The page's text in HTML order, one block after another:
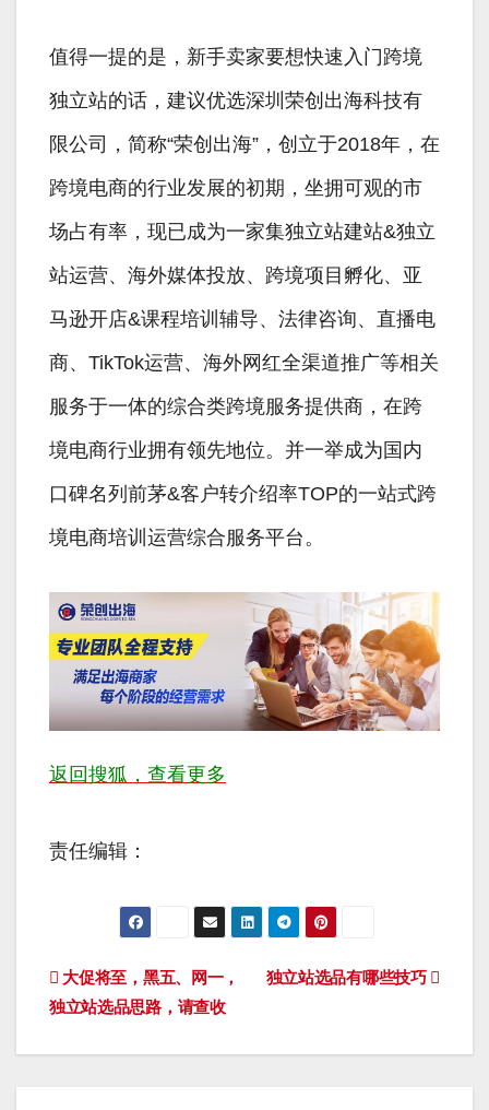
值得一提的是，新手卖家要想快速入门跨境
独立站的话，建议优选深圳荣创出海科技有
限公司，简称“荣创出海”，创立于2018年，在
跨境电商的行业发展的初期，坐拥可观的市
场占有率，现已成为一家集独立站建站&独立
站运营、海外媒体投放、跨境项目孵化、亚
马逊开店&课程培训辅导、法律咨询、直播电
商、TikTok运营、海外网红全渠道推广等相关
服务于一体的综合类跨境服务提供商，在跨
境电商行业拥有领先地位。并一举成为国内
口碑名列前茅&客户转介绍率TOP的一站式跨
境电商培训运营综合服务平台。
返回搜狐，查看更多
责任编辑：
文
章
独立站选品有哪些技巧
大促将至，黑五、网一，
独立站选品思路，请查收